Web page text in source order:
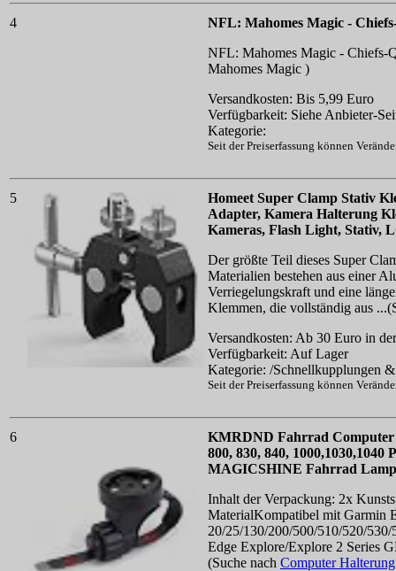
4
NFL: Mahomes Magic -
NFL: Mahomes Magic - Chiefs-
Mahomes Magic )
Versandkosten: Bis 5,99 Euro
Verfügbarkeit: Siehe Anbieter-
Kategorie:
Seit der Preiserfassung können
5
Homeet Super Clamp Stativ
Adapter, Kamera Halterung
Kameras, Flash Light, Stativ,
Der größte Teil dieses Super
Materialien bestehen aus einer
Verriegelungskraft und eine
Klemmen, die vollständig aus
Versandkosten: Ab 30 Euro in
Verfügbarkeit: Auf Lager
Kategorie: /Schnellkupplungen
Seit der Preiserfassung können
6
KMRDND Fahrrad Computer
800, 830, 840,
MAGICSHINE Fahrrad
Inhalt der Verpackung: 2x
MaterialKompatibel mit Garmin
20/25/130/200/500/510/520/
Edge Explore/Explore 2 Series
(Suche nach Computer